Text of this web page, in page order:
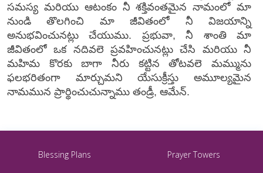
సమస్య మరియు ఆటంకం నీ శక్తివంతమైన నామంలో మా
నుండి తొలగించి మా జీవితంలో నీ విజయాన్ని
అనుభవించునట్లు చేయుము. ప్రభువా, నీ శాంతి మా
జీవితంలో ఒక నదివలె ప్రవహించునట్లు చేసి మరియు నీ
మహిమ కొరకు బాగా నీరు కట్టిన తోటవలె మమ్మును
ఫలభరితంగా మార్చుమని యేసుక్రీస్తు అమూల్యమైన
నామమున ప్రార్థించుచున్నాము తండ్రీ, ఆమేన్.
Blessing Plans Prayer Towers